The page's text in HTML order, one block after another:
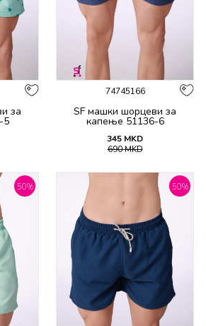
за
5
74745166
SF машки шорцеви за
капење 51136-6
345 MKD
690MKD
50% 50%